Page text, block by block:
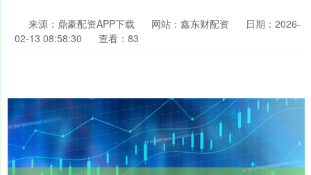
来源：鼎豪配资APP下载 网站：鑫东财配资
日期：2026-
02-13 08:58:30
查看：83